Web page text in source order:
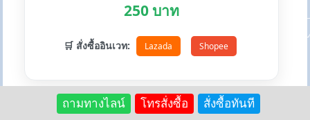
250 บาท
🛒 สั่งซื้ออินเวท: Lazada Shopee
ถามทางไลน์ โทรสั่งซื้อ สั่งซื้อทันที